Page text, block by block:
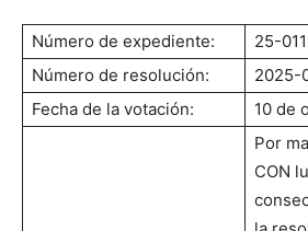
Número de expediente:
25-
Número de resolución:
2025-
Fecha de la votación:
10 de
Por
CON